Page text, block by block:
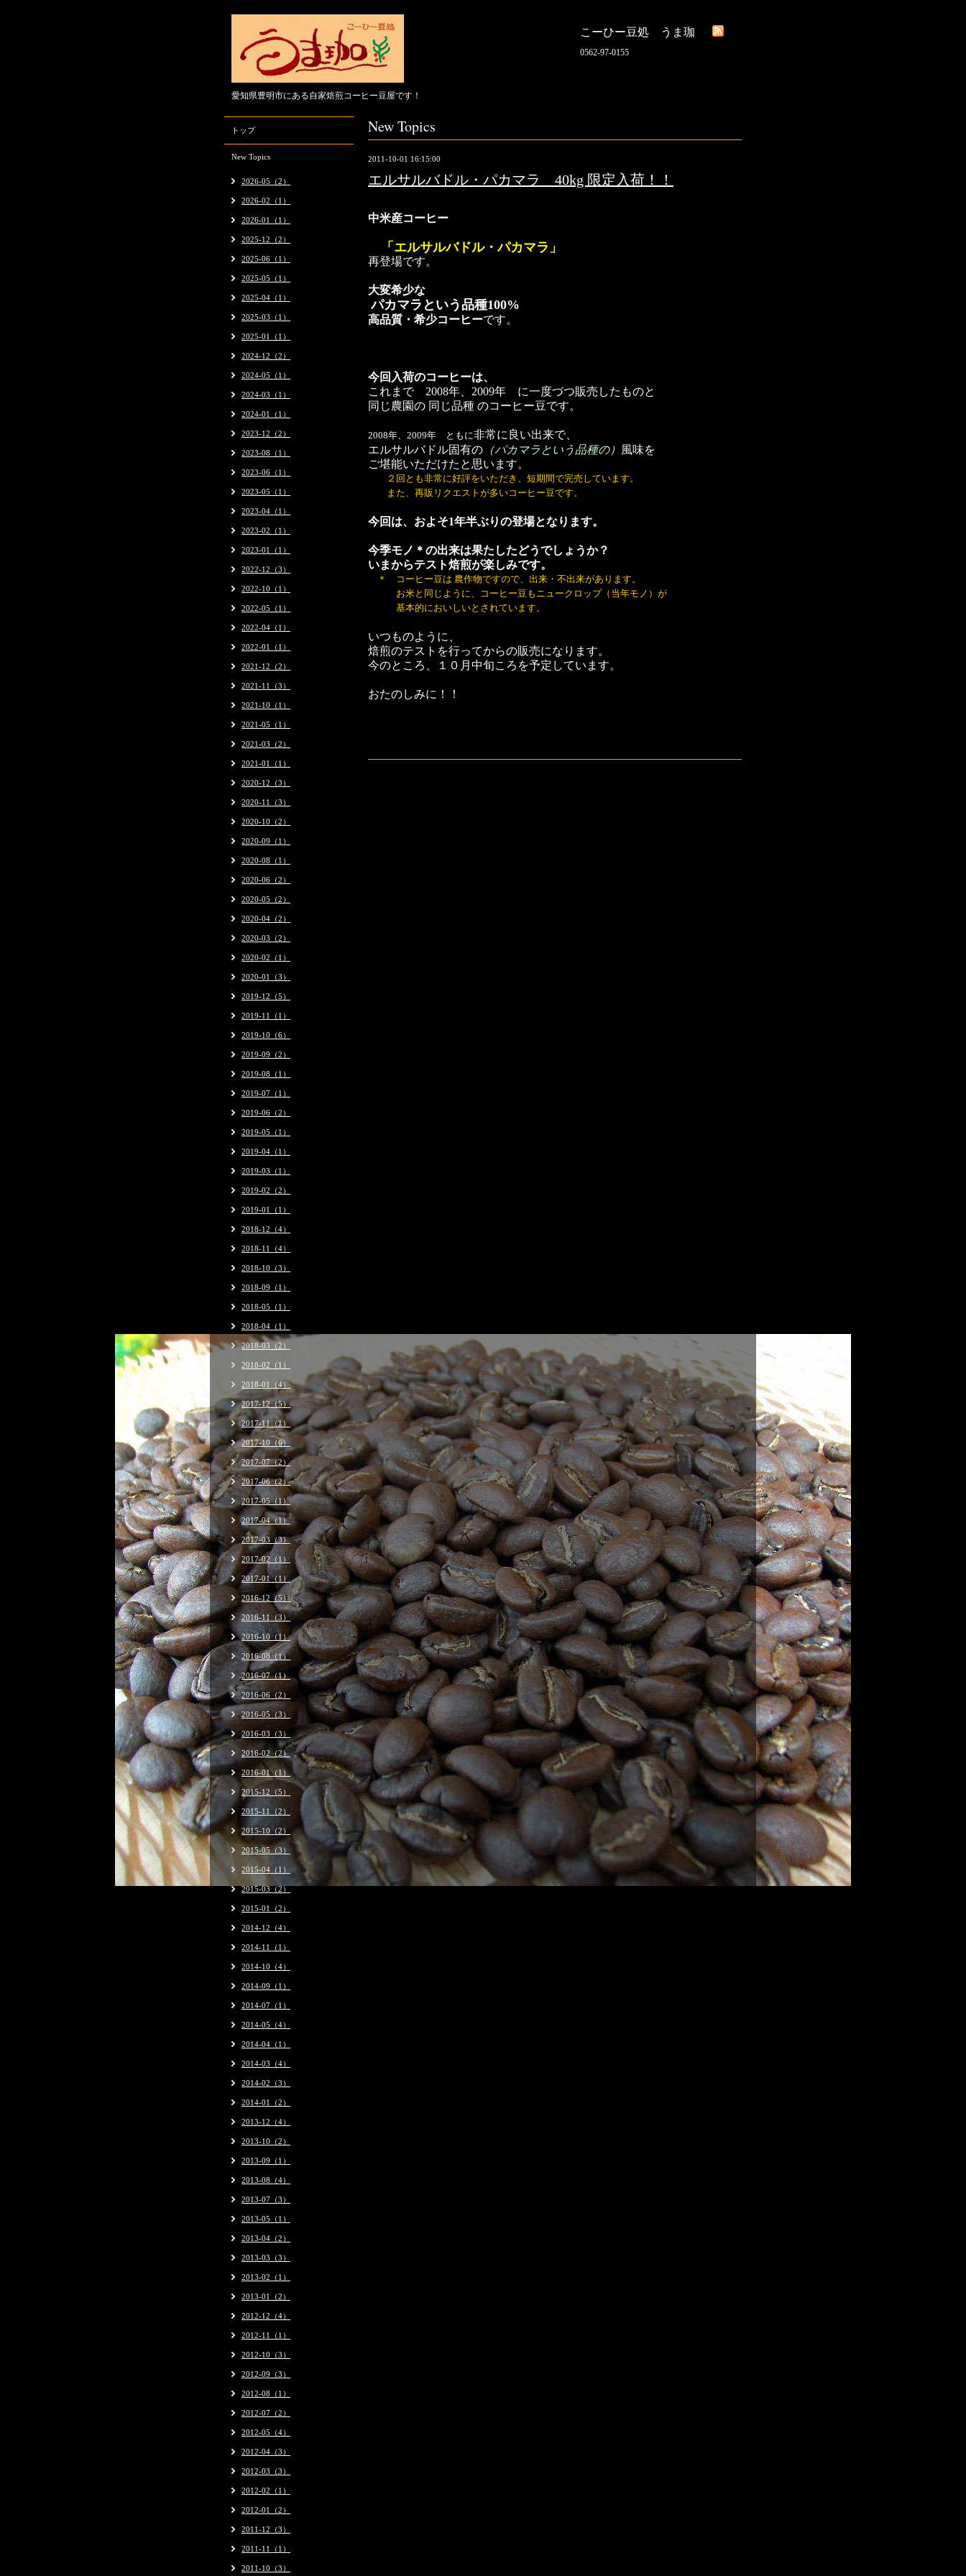
こーひー豆処 うま珈
0562-97-0155
愛知県豊明市にある自家焙煎コーヒー豆屋です！
New Topics
2011-10-01 16:15:00
エルサルバドル・パカマラ 40kg 限定入荷！！
中米産コーヒー
「エルサルバドル・パカマラ」
再登場です。
大変希少な
パカマラという品種100%
高品質・希少コーヒーです。
今回入荷のコーヒーは、
これまで 2008年、2009年 に一度づつ販売したものと
同じ農園の 同じ品種 のコーヒー豆です。
2008年、2009年 ともに非常に良い出来で、
エルサルバドル固有の （パカマラという品種の） 風味を
ご堪能いただけたと思います。
２回とも非常に好評をいただき、短期間で完売しています。
また、再販リクエストが多いコーヒー豆です。
今回は、およそ1年半ぶりの登場となります。
今季モノ＊の出来は果たしたどうでしょうか？
いまからテスト焙煎が楽しみです。
＊ コーヒー豆は 農作物ですので、出来・不出来があります。
お米と同じように、コーヒー豆もニュークロップ（当年モノ）が
基本的においしいとされています。
いつものように、
焙煎のテストを行ってからの販売になります。
今のところ、１０月中旬ころを予定しています。
おたのしみに！！
トップ
New Topics
2026-05（2）
2026-02（1）
2026-01（1）
2025-12（2）
2025-06（1）
2025-05（1）
2025-04（1）
2025-03（1）
2025-01（1）
2024-12（2）
2024-05（1）
2024-03（1）
2024-01（1）
2023-12（2）
2023-08（1）
2023-06（1）
2023-05（1）
2023-04（1）
2023-02（1）
2023-01（1）
2022-12（3）
2022-10（1）
2022-05（1）
2022-04（1）
2022-01（1）
2021-12（2）
2021-11（3）
2021-10（1）
2021-05（1）
2021-03（2）
2021-01（1）
2020-12（3）
2020-11（3）
2020-10（2）
2020-09（1）
2020-08（1）
2020-06（2）
2020-05（2）
2020-04（2）
2020-03（2）
2020-02（1）
2020-01（3）
2019-12（5）
2019-11（1）
2019-10（6）
2019-09（2）
2019-08（1）
2019-07（1）
2019-06（2）
2019-05（1）
2019-04（1）
2019-03（1）
2019-02（2）
2019-01（1）
2018-12（4）
2018-11（4）
2018-10（3）
2018-09（1）
2018-05（1）
2018-04（1）
2018-03（2）
2018-02（1）
2018-01（4）
2017-12（5）
2017-11（1）
2017-10（6）
2017-07（2）
2017-06（2）
2017-05（1）
2017-04（1）
2017-03（3）
2017-02（1）
2017-01（1）
2016-12（5）
2016-11（3）
2016-10（1）
2016-08（1）
2016-07（1）
2016-06（2）
2016-05（3）
2016-03（3）
2016-02（2）
2016-01（1）
2015-12（5）
2015-11（2）
2015-10（2）
2015-05（3）
2015-04（1）
2015-03（2）
2015-01（2）
2014-12（4）
2014-11（1）
2014-10（4）
2014-09（1）
2014-07（1）
2014-05（4）
2014-04（1）
2014-03（4）
2014-02（3）
2014-01（2）
2013-12（4）
2013-10（2）
2013-09（1）
2013-08（4）
2013-07（3）
2013-05（1）
2013-04（2）
2013-03（3）
2013-02（1）
2013-01（2）
2012-12（4）
2012-11（1）
2012-10（3）
2012-09（3）
2012-08（1）
2012-07（2）
2012-05（4）
2012-04（3）
2012-03（3）
2012-02（1）
2012-01（2）
2011-12（3）
2011-11（1）
2011-10（3）